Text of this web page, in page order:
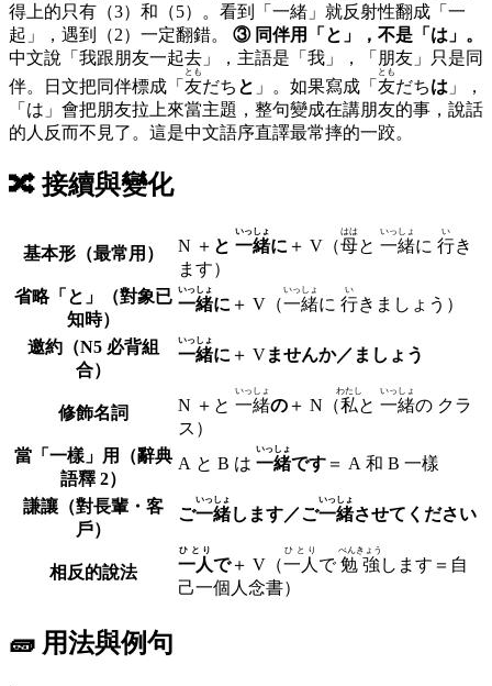
得上的只有（3）和（5）。看到「一緒」就反射性翻成「一
起」，遇到（2）一定翻錯。 ③ 同伴用「と」，不是「は」。
中文說「我跟朋友一起去」，主語是「我」，「朋友」只是同
伴。日文把同伴標成「 友
とも
だち と 」。如果寫成「 友
とも
だちは 」，
「は」會把朋友拉上來當主題，整句變成在講朋友的事，說話
的人反而不見了。這是中文語序直譯最常摔的一跤。
🔀接續與變化
基本形（最常用） N ＋ と 一緒
いっしょ
に ＋ V （母
はは
と 一緒
いっしょ
に 行
い
き
ます）
省略「と」（對象已
知時）
一緒
いっしょ
に ＋ V （一緒
いっしょ
に 行
い
きましょう）
邀約（N5 必背組
合）
一緒
いっしょ
に ＋ Vませんか／ましょう
修飾名詞 N ＋と 一緒
いっしょ
の＋ N （私
わたし
と 一緒
いっしょ
の クラ
ス）
當「一樣」用（辭典
語釋 2）
A と B は 一緒
いっしょ
です ＝ A 和 B 一樣
謙讓（對長輩・客
戶）
ご一緒
いっしょ
します／ご一緒
いっしょ
させてください
相反的說法 一人
ひとり
で＋ V （一人
ひとり
で勉強
べんきょう
します＝自
己一個人念書）
🧱 用法與例句